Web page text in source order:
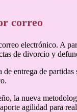
correo
electrónico. A
de divorcio y
entrega de
la nueva
agilidad para